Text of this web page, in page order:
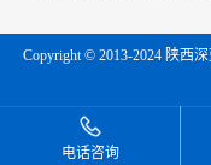
Copyright © 2013-2024 陕西
电话咨询